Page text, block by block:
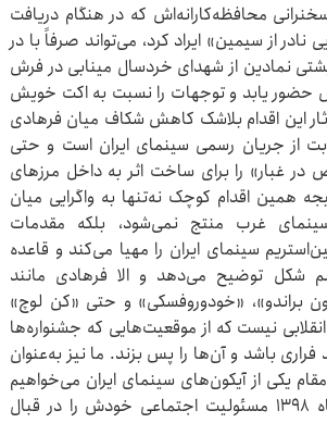
محافظه‌کارانه‌اش که در هنگام دریافت
نادر از سیمین» ایراد کرد، می‌تواند صرفاً با در
نمادین از شهدای خردسال مینابی در فرش
حضور یابد و توجهات را نسبت به اکت خویش
این اقدام بلاشک کاهش شکاف میان فرهادی
از جریان رسمی سینمای ایران است و حتی
در غبار» را برای ساخت اثر به داخل مرزهای
همین اقدام کوچک نه‌تنها به واگرایی میان
غرب منتج نمی‌شود، بلکه مقدمات
سینمای ایران را مهیا می‌کند و قاعده
شکل توضیح می‌دهد و الا فرهادی مانند
براندو»، «خودوروفسکی» و حتی «کن لوچ»
نیست که از موقعیت‌هایی که جشنواره‌ها
باشد و آن‌ها را پس بزند. ما نیز به‌عنوان
یکی از آیکون‌های سینمای ایران می‌خواهیم
که مانند وقایع آبان‌ماه 1398 مسئولیت اجتماعی خودش را در قبال